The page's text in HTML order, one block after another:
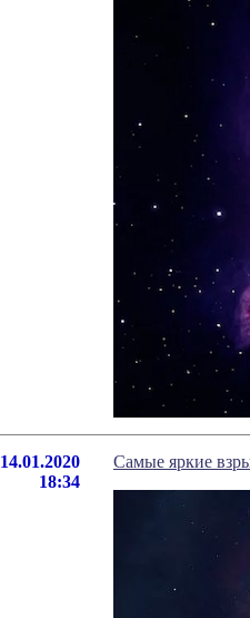
14.01.2020
18:34
Самые яркие